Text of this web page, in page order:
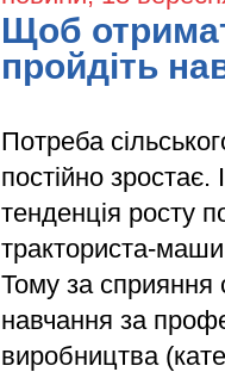
Щоб
пройдіть
Потреба
постійно
тенденція росту
тракториста-
Тому за сприяння
навчання за
виробництва